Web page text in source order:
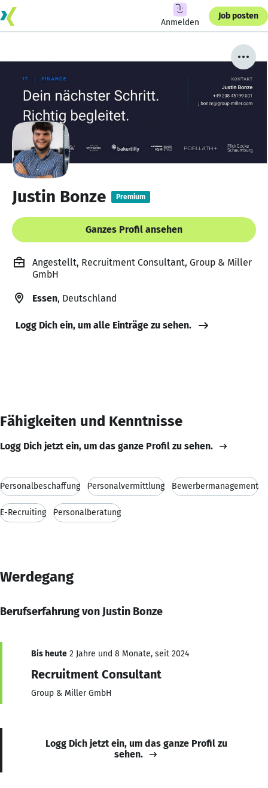
Anmelden
Job posten
Justin Bonze Premium
Ganzes Profil ansehen
Angestellt, Recruitment Consultant, Group & Miller
GmbH
Essen, Deutschland
Logg Dich ein, um alle Einträge zu sehen.
Fähigkeiten und Kenntnisse
Logg Dich jetzt ein, um das ganze Profil zu sehen.
Personalbeschaffung Personalvermittlung Bewerbermanagement
E-Recruiting Personalberatung
Werdegang
Berufserfahrung von Justin Bonze
Bis heute 2 Jahre und 8 Monate, seit 2024
Recruitment Consultant
Group & Miller GmbH
Logg Dich jetzt ein, um das ganze Profil zu
sehen.